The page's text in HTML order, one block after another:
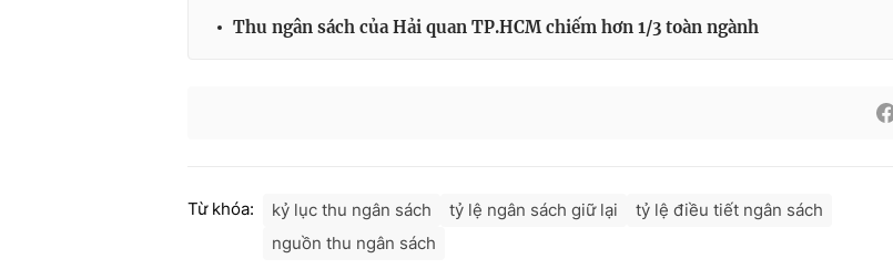
Thu ngân sách của Hải quan TP.HCM chiếm hơn 1/3 toàn ngành
Từ khóa: kỷ lục thu ngân sách tỷ lệ ngân sách giữ lại
tỷ lệ điều tiết ngân sách
nguồn thu ngân sách